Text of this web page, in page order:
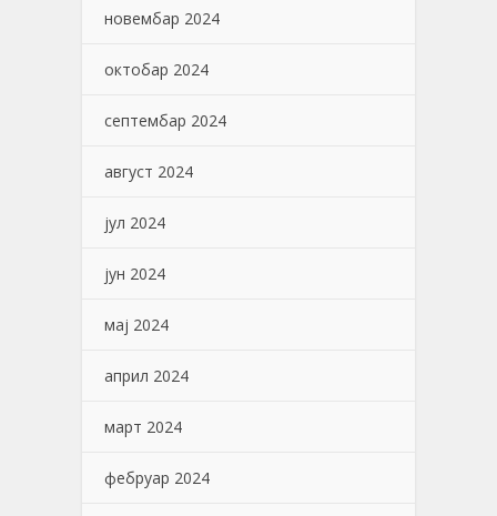
новембар 2024
октобар 2024
септембар 2024
август 2024
јул 2024
јун 2024
мај 2024
април 2024
март 2024
фебруар 2024